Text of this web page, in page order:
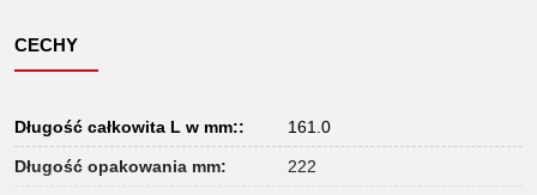
CECHY
Długość całkowita L w mm:: 161.0
Długość opakowania mm: 222